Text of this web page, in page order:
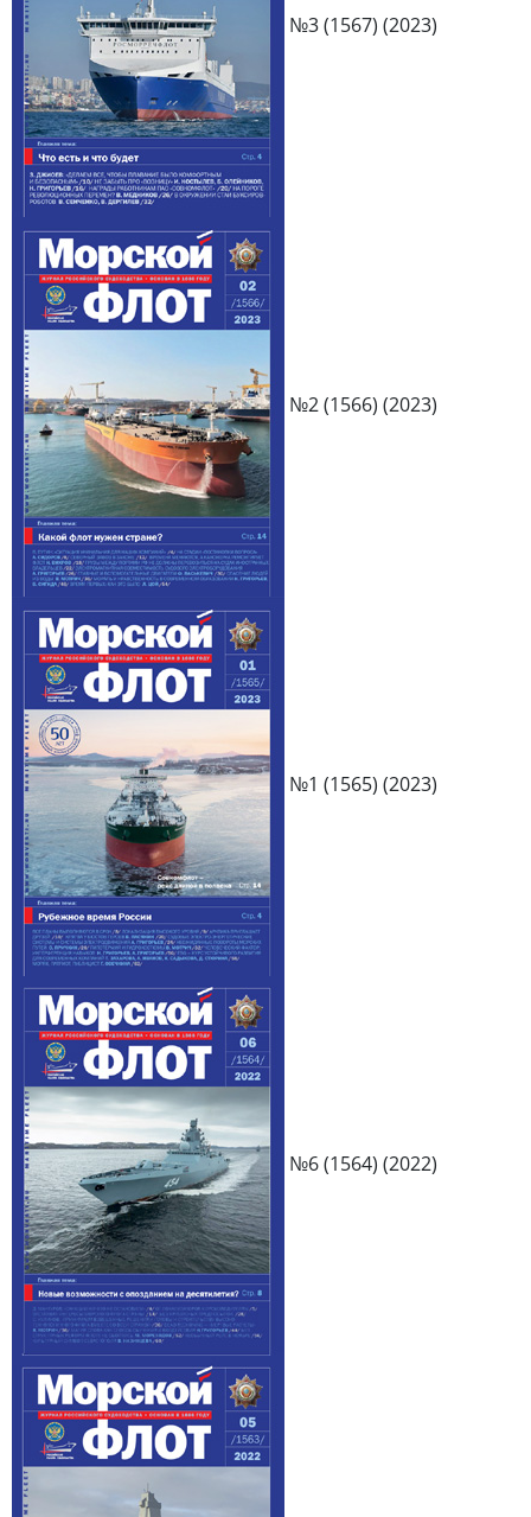
№3 (1567) (2023)
№2 (1566) (2023)
№1 (1565) (2023)
№6 (1564) (2022)